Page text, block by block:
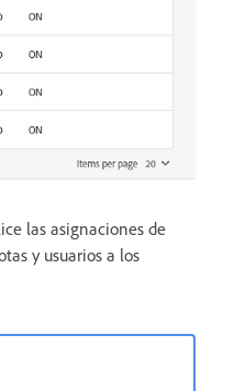
las asignaciones de
y usuarios a los